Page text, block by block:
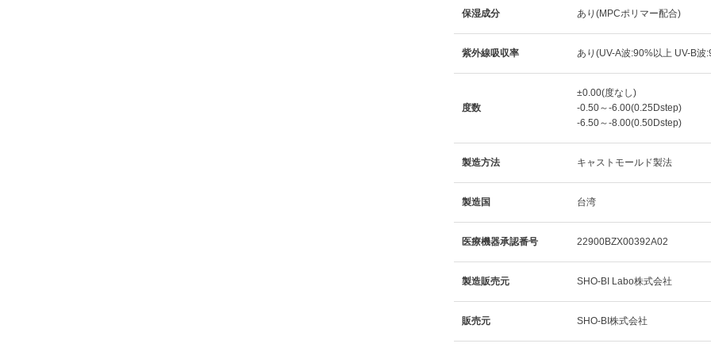
保湿成分 あり(MPCポリマー配合)
紫外線吸収率 あり(UV-A波:90%以上 UV-B波
度数
±0.00(度なし)
-0.50～-6.00(0.25Dstep)
-6.50～-8.00(0.50Dstep)
製造方法 キャストモールド製法
製造国 台湾
医療機器承認番号 22900BZX00392A02
製造販売元 SHO-BI Labo株式会社
販売元 SHO-BI株式会社